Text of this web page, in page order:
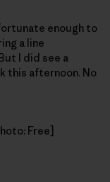
enough to
a line
I did see a
this afternoon. No
Free]